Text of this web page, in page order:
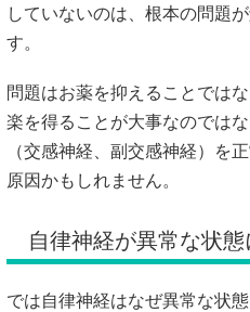
していないのは、根本の問題
す。
問題はお薬を抑えることでは
楽を得ることが大事なのでは
（交感神経、副交感神経）を
原因かもしれません。
自律神経が異常な状態
では自律神経はなぜ異常な状